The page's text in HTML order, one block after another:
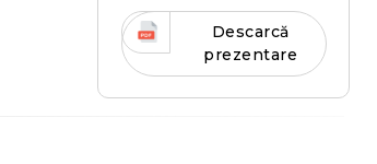
Descarcă
prezentare